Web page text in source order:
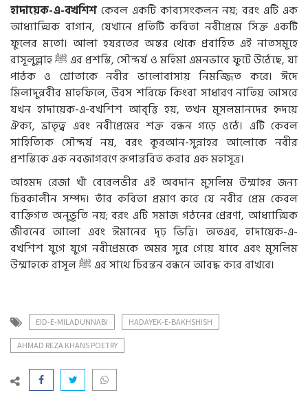
হাদায়েক-এ-বখশিশ কেবল একটি কাব্যসংকলন নয়;বরং এটি এক
আধ্যাত্মিক বাগান, যেখানে প্রতিটি কবিতা নবীপ্রেমে সিক্ত একটি
ফুলের মতো। আলা হযরতের অন্তর থেকে প্রবাহিত এই নাতসমূহে
রাসূলুল্লাহ
ﷺএরপ্রশস্তি,সৌন্দর্যওমহিমাএমনভাবেফুটেউঠেছে,যা
পাঠক ও শ্রোতাকে নবীর ভালোবাসায় নিমজ্জিত করে। ঈদে
মিলাদুন্নবীর মাহফিলে,উরস শরিফে কিংবা সাধারণ নাতিয় আসরে
যখন হাদায়েক-এ-বখশিশ আবৃত্তি হয়,তখন মুসলমানদের হৃদয়ে
ঐক্য,ভ্রাতৃত্ব এবং নবীপ্রেমের শক্ত বন্ধন গড়ে ওঠে। এটি কেবল
সাহিত্যিক সৌন্দর্য নয়, বরং কুরআন-সুন্নাহর আলোকে নবীর
প্রশস্তিকেএকনবজাগরণেরূপান্তরিতকরারএকমহাসূত্র।
আহমদ রেজা খাঁ বেরেলভীর এই অবদান মুসলিম উম্মাহর জন্য
চিরকালীন সম্পদ। তাঁর কবিতা প্রমাণ করে যে নবীর প্রেম কেবল
ব্যক্তিগত অনুভূতি নয়;বরং এটি সমাজ গঠনের প্রেরণা, আধ্যাত্মিক
জীবনের আলো এবং ঈমানের দৃঢ় ভিত্তি। অতএব,হাদায়েক-এ-
বখশিশ যুগে যুগে নবীপ্রেমকে অমর সুরে গেয়ে যাবে এবং মুসলিম
উম্মাহকেরাসূল এরসাথেচিরন্তনবন্ধনেআবদ্ধকরেরাখবে।
EID-E-MILADUNNABI HADAYEK-E-BAKHSHISH
AHMAD REZA KHANS POETRY